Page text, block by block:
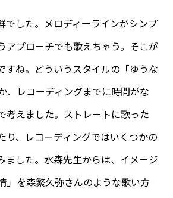
でした。メロディーラインがシンプ
アプローチでも歌えちゃう。そこが
すね。どういうスタイルの「ゆうな
、レコーディングまでに時間がな
考えました。ストレートに歌った
り、レコーディングではいくつかの
ました。水森先生からは、イメージ
」を森繁久弥さんのような歌い方